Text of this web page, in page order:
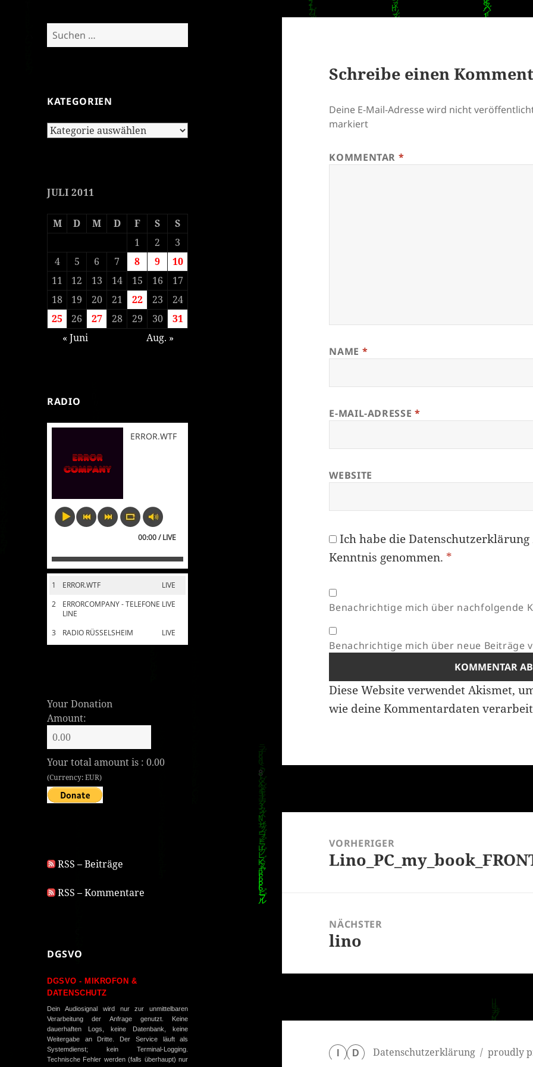
Suchen
nach:
KATEGORIEN
Kategorien
JULI 2011
M D M D F S
S
1
2
3
4
5 6 7 8 9
10
11
12 13 14 15 16
17
18
19 20 21 22 23
24
25
26 27 28 29 30
31
« Juni
Aug. »
RADIO
ERROR.WTF
00:00 / LIVE
1 LIVE
ERROR.WTF
2
LIVE
ERRORCOMPANY - TELEFONE
LINE
3
LIVE
RADIO RÜSSELSHEIM
Your Donation
Amount:
Your total amount is :0.00
(Currency: EUR)
RSS – Beiträge
RSS – Kommentare
DGSVO
DGSVO - MIKROFON &
DATENSCHUTZ
Dein Audiosignal wird nur zur unmittelbaren
Verarbeitung der Anfrage genutzt. Keine
dauerhaften Logs, keine Datenbank, keine
Weitergabe an Dritte. Der Service läuft als
Systemdienst; kein Terminal-Logging.
Technische Fehler werden (falls überhaupt) nur
Schreibe einen
Deine E-Mail-Adresse wird nicht
markiert
KOMMENTAR *
NAME *
E-MAIL-ADRESSE *
WEBSITE
Ich habe dieDatenschutzerklärung
Kenntnis genommen. *
Benachrichtige mich über nachfolgende
Benachrichtige mich über neue Beiträge
Diese Website verwendet Akismet,
wie deine Kommentardaten
VORHERIGER
Vorheriger
NÄCHSTER
Nächster
lino
D Datenschutzerklärung proudly